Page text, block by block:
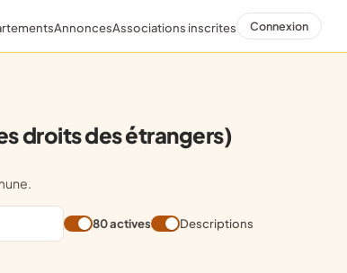
AnnoncesAssociations inscrites Connexion
droits des étrangers)
80 actives Descriptions